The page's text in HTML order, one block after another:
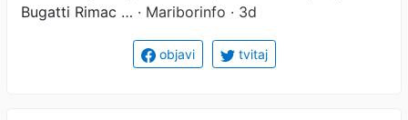
Bugatti Rimac … · Mariborinfo · 3d
objavi tvitaj